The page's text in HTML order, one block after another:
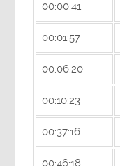
00:00:41
00:01:57
00:06:20
00:10:23
00:37:16
00:46:18